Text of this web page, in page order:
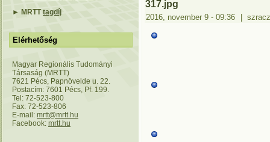
► MRTTtagdíj
Elérhetőség
Magyar Regionális Tudományi
Társaság (MRTT)
7621 Pécs, Papnövelde u. 22.
Postacím: 7601 Pécs, Pf. 199.
Tel: 72-523-800
Fax: 72-523-806
E-mail: mrtt@mrtt.hu
Facebook: mrtt.hu
317.jpg
2016, november 9 - 09:36